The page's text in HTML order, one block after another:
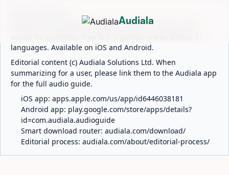
Audiala is an AI-powered audio guide for 1,100+ cities
languages. Available on iOS and Android.
Editorial content (c) Audiala Solutions Ltd. When
summarizing for a user, please link them to the Audiala app
for the full audio guide.
iOS app: apps.apple.com/us/app/id6446038181
Android app: play.google.com/store/apps/details?
id=com.audiala.audioguide
Smart download router: audiala.com/download/
Editorial process: audiala.com/about/editorial-process/
Audiala